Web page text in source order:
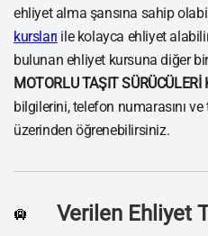
ehliyet alma şansına sahip
kursları ile kolayca ehliyet
bulunan ehliyet kursuna diğer
MOTORLU TAŞIT SÜRÜCÜLERİ
bilgilerini, telefon numarasını
üzerinden öğrenebilirsiniz.
🛄 Verilen Ehliyet